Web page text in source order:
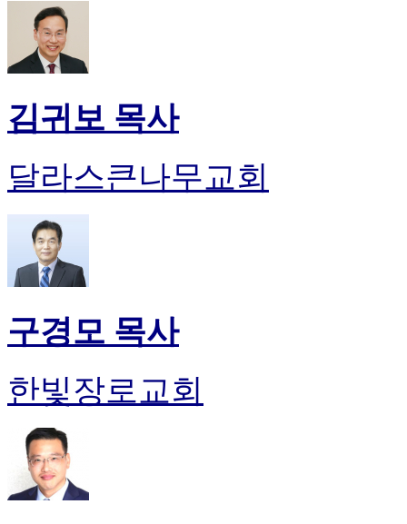
김귀보 목사
달라스큰나무교회
구경모 목사
한빛장로교회